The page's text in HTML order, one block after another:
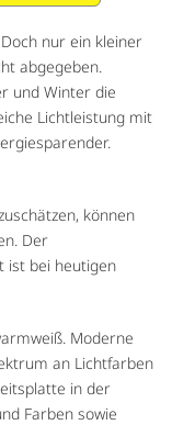
nur ein kleiner
abgegeben.
und Winter die
Lichtleistung mit
können
Der
ist bei heutigen
Moderne
an Lichtfarben
in der
Farben sowie